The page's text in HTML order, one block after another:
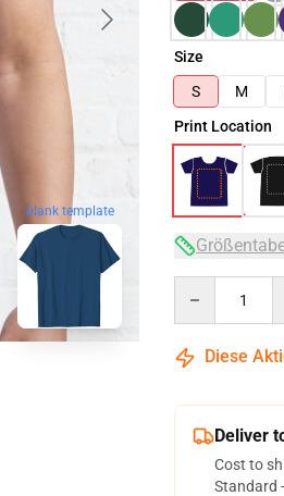
blank template
Size
S
M
Print Location
Diese
Deliver
Cost to
Standard